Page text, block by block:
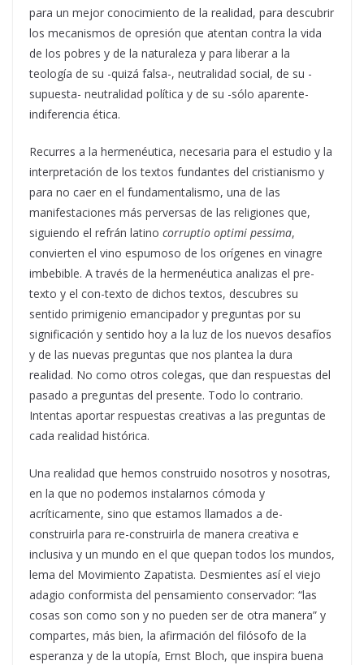
para un mejor conocimiento de la realidad, para descubrir
los mecanismos de opresión que atentan contra la vida
de los pobres y de la naturaleza y para liberar a la
teología de su -quizá falsa-, neutralidad social, de su -
supuesta- neutralidad política y de su -sólo aparente-
indiferencia ética.
Recurres a la hermenéutica, necesaria para el estudio y la
interpretación de los textos fundantes del cristianismo y
para no caer en el fundamentalismo, una de las
manifestaciones más perversas de las religiones que,
siguiendo el refrán latino corruptio optimi pessima,
convierten el vino espumoso de los orígenes en vinagre
imbebible. A través de la hermenéutica analizas el pre-
texto y el con-texto de dichos textos, descubres su
sentido primigenio emancipador y preguntas por su
significación y sentido hoy a la luz de los nuevos desafíos
y de las nuevas preguntas que nos plantea la dura
realidad. No como otros colegas, que dan respuestas del
pasado a preguntas del presente. Todo lo contrario.
Intentas aportar respuestas creativas a las preguntas de
cada realidad histórica.
Una realidad que hemos construido nosotros y nosotras,
en la que no podemos instalarnos cómoda y
acríticamente, sino que estamos llamados a de-
construirla para re-construirla de manera creativa e
inclusiva y un mundo en el que quepan todos los mundos,
lema del Movimiento Zapatista. Desmientes así el viejo
adagio conformista del pensamiento conservador: “las
cosas son como son y no pueden ser de otra manera” y
compartes, más bien, la afirmación del filósofo de la
esperanza y de la utopía, Ernst Bloch, que inspira buena